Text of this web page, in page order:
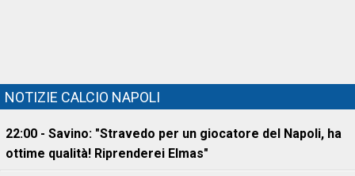
NOTIZIE CALCIO NAPOLI
22:00 - Savino: "Stravedo per un giocatore del Napoli, ha
ottime qualità! Riprenderei Elmas"